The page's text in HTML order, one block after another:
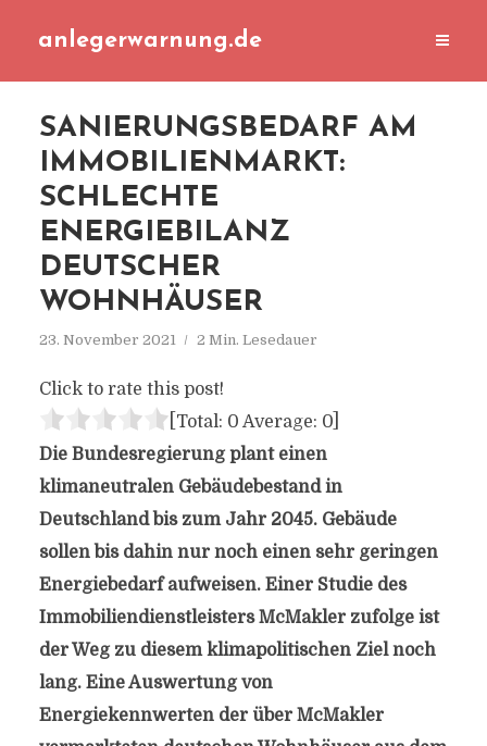
anlegerwarnung.de
SANIERUNGSBEDARF AM
IMMOBILIENMARKT:
SCHLECHTE
ENERGIEBILANZ
DEUTSCHER
WOHNHÄUSER
23. November 2021 2 Min. Lesedauer
Click to rate this post!
[Total: 0 Average: 0]
Die Bundesregierung plant einen
klimaneutralen Gebäudebestand in
Deutschland bis zum Jahr 2045. Gebäude
sollen bis dahin nur noch einen sehr geringen
Energiebedarf aufweisen. Einer Studie des
Immobiliendienstleisters McMakler zufolge ist
der Weg zu diesem klimapolitischen Ziel noch
lang. Eine Auswertung von
Energiekennwerten der über McMakler